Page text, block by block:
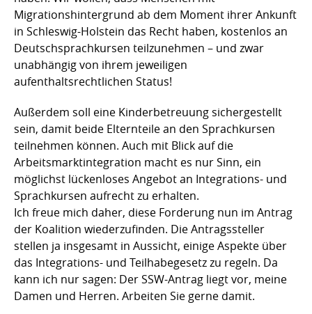
Migrationshintergrund ab dem Moment ihrer Ankunft
in Schleswig-Holstein das Recht haben, kostenlos an
Deutschsprachkursen teilzunehmen – und zwar
unabhängig von ihrem jeweiligen
aufenthaltsrechtlichen Status!
Außerdem soll eine Kinderbetreuung sichergestellt
sein, damit beide Elternteile an den Sprachkursen
teilnehmen können. Auch mit Blick auf die
Arbeitsmarktintegration macht es nur Sinn, ein
möglichst lückenloses Angebot an Integrations- und
Sprachkursen aufrecht zu erhalten.
Ich freue mich daher, diese Forderung nun im Antrag
der Koalition wiederzufinden. Die Antragssteller
stellen ja insgesamt in Aussicht, einige Aspekte über
das Integrations- und Teilhabegesetz zu regeln. Da
kann ich nur sagen: Der SSW-Antrag liegt vor, meine
Damen und Herren. Arbeiten Sie gerne damit.